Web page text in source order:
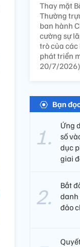
Thay mặt
Thường
ban hành
cường sự
trò của
phát triển
20/7/
Bạn
Ứng
số
dục
giai
Bắt
danh
đảo